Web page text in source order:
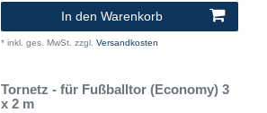
In den Warenkorb
* inkl. ges. MwSt. zzgl. Versandkosten
Tornetz - für Fußballtor (Economy) 3
x 2 m